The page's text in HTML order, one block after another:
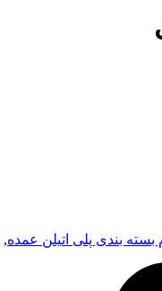
بسته بندی پلی اتیلن عمده,